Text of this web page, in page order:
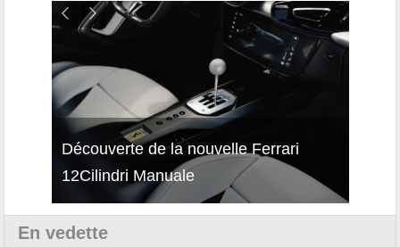
Découverte de la nouvelle Ferrari
12Cilindri Manuale
En vedette